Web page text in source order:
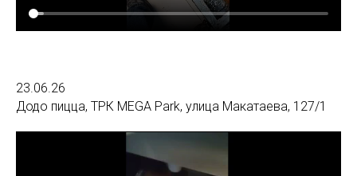
23.06.26
Додо пицца, ТРК MEGA Park, улица Макатаева, 127/1